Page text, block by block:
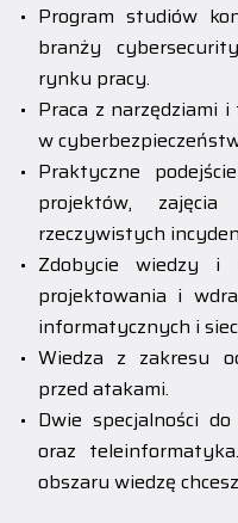
Program studiów
branży
rynku pracy.
Praca z narzędziami
w
Praktyczne
projektów,
rzeczywistych
Zdobycie wiedzy i
projektowania i
informatycznych i
Wiedza z zakresu
przed atakami.
Dwie specjalności
oraz
obszaru wiedzę